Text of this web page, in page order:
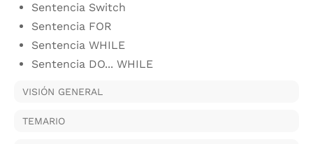
Sentencia Switch
Sentencia FOR
Sentencia WHILE
Sentencia DO... WHILE
VISIÓN GENERAL
TEMARIO